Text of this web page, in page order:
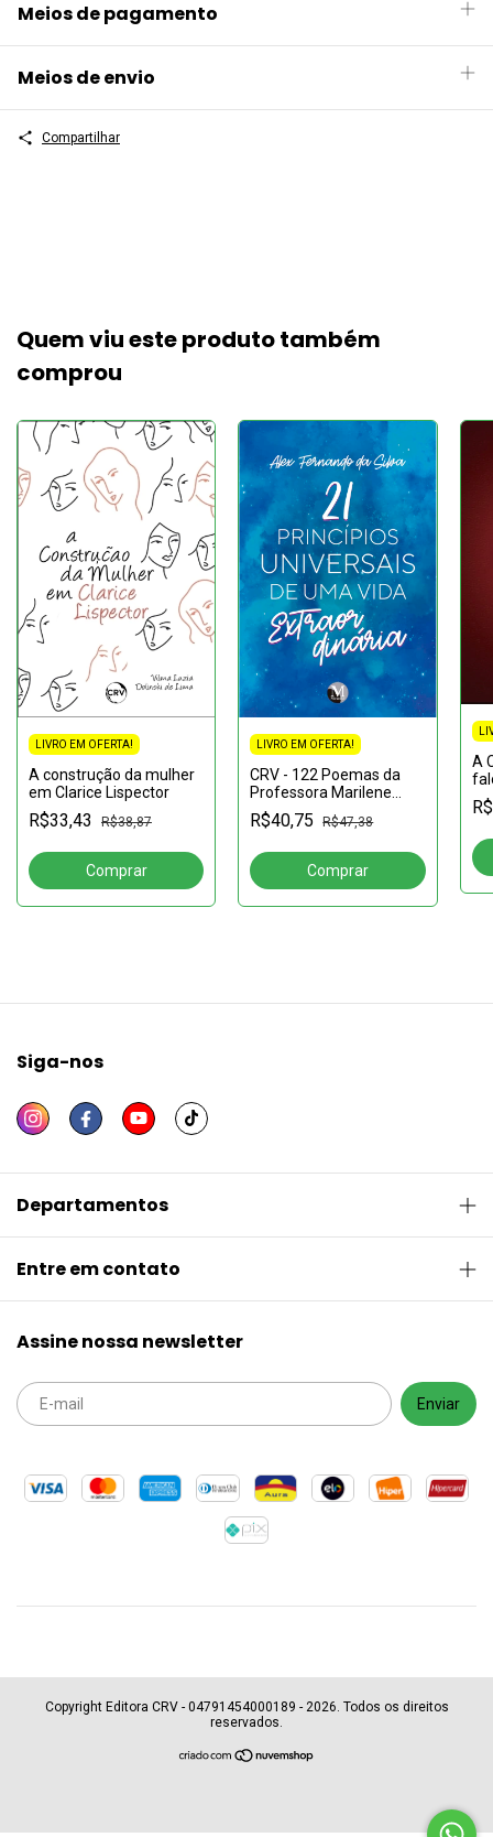
Meios de pagamento
Meios de envio
Compartilhar
Quem viu este produto também
comprou
LIVRO EM OFERTA!
A construção da mulher
em Clarice Lispector
R$33,43 R$38,87
LIVRO EM OFERTA!
CRV - 122 Poemas da
Professora Marilene
Meurer
R$40,75 R$47,38
A
Siga-nos
Departamentos
Entre em contato
Assine nossa newsletter
Copyright Editora CRV - 04791454000189 - 2026. Todos os direitos
reservados.